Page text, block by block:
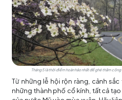
Tháng 5 là thời điểm hoàn hảo nhất để ghé thăm
Từ những lễ hội rộn ràng, cảnh
những thành phố cổ kính, tất cả